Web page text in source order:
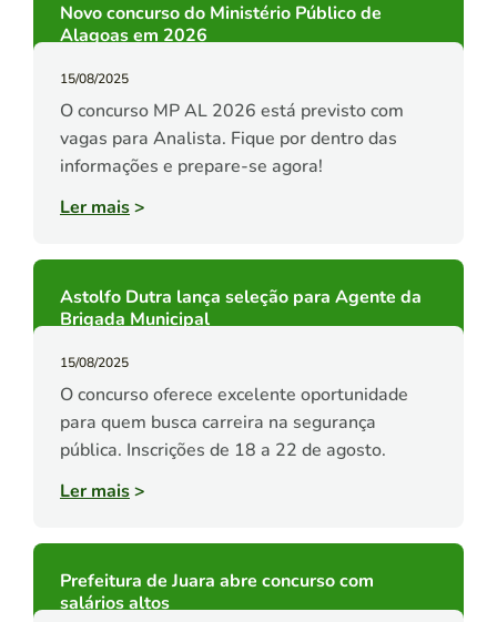
Novo concurso do Ministério Público de
Alagoas em 2026
15/08/2025
O concurso MP AL 2026 está previsto com
vagas para Analista. Fique por dentro das
informações e prepare-se agora!
Ler mais>
Astolfo Dutra lança seleção para Agente da
Brigada Municipal
15/08/2025
O concurso oferece excelente oportunidade
para quem busca carreira na segurança
pública. Inscrições de 18 a 22 de agosto.
Ler mais>
Prefeitura de Juara abre concurso com
salários altos